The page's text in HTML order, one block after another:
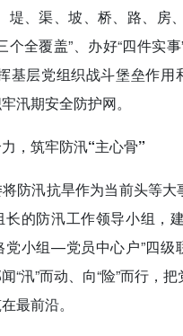
堤、渠、坡、桥、路、房
个全覆盖”、办好“四件实事
基层党组织战斗堡垒作用
汛期安全防护网。
，筑牢防汛“主心骨”
防汛抗旱作为当前头等大
的防汛工作领导小组，
小组—党员中心户”四级
“汛”而动、向“险”而行，
最前沿。